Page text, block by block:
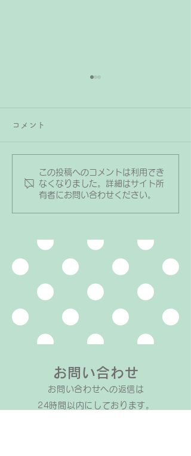
った時や曲が合格した時、発
表会やコンクールに参加でき
た時などに「ご褒美やプレゼ
ントをあげるべき？」「物で
しては「ご褒美やプレゼント
はうまく活用していただいて
OK」と考えています。その
ため、教室ではこんな企画を
取り入れています↓↓ おう
ちでのワークの宿題ができた
らシールが貼れる 曲が合格
したら合格した曲数だけシー
コメント
この投稿へのコメントは利用でき
なくなりました。詳細はサイト所
有者にお問い合わせください。
お問い合わせ
お問い合わせへの返信は​
24時間以内にしております。